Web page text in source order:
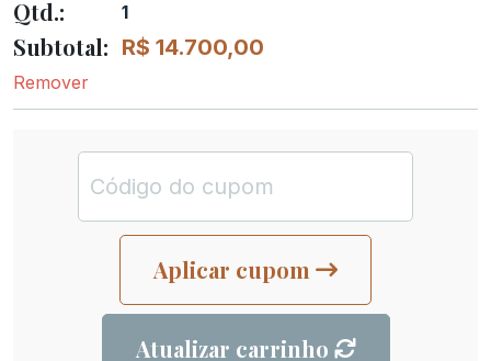
1
R$ 14.700,00
Remover
Aplicar cupom
Atualizar carrinho